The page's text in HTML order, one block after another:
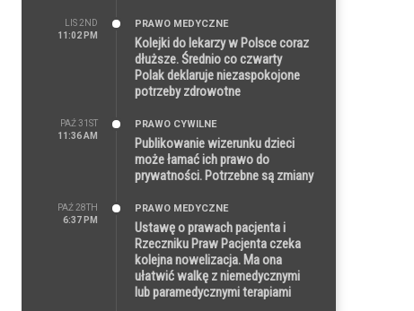
LIS 2ND
11:02 PM
PRAWO MEDYCZNE
Kolejki do lekarzy w Polsce coraz
dłuższe. Średnio co czwarty
Polak deklaruje niezaspokojone
potrzeby zdrowotne
PAŹ 31ST
11:36 AM
PRAWO CYWILNE
Publikowanie wizerunku dzieci
może łamać ich prawo do
prywatności. Potrzebne są zmiany
PAŹ 28TH
6:37 PM
PRAWO MEDYCZNE
Ustawę o prawach pacjenta i
Rzeczniku Praw Pacjenta czeka
kolejna nowelizacja. Ma ona
ułatwić walkę z niemedycznymi
lub paramedycznymi terapiami